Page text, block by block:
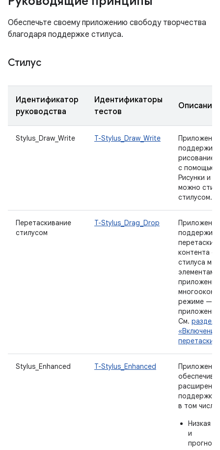
Обеспечьте своему приложению свободу творчества
благодаря поддержке стилуса.
Стилус
Идентификатор
руководства
Идентификаторы
тестов
Описание
Stylus_Draw_Write T-Stylus_Draw_Write
Приложение
рисование
с помощью
Рисунки и
можно
стилусом.
Перетаскивание
стилусом
T-Stylus_Drag_Drop
Приложение
контента с
стилуса
режиме — в
приложения
См. раздел
«Включение
Stylus_Enhanced T-Stylus_Enhanced
Приложение
поддержку
в том числе:
Низкая
и